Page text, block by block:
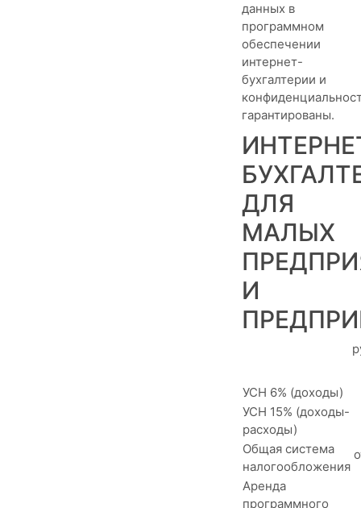
данных в
программном
обеспечении
интернет-
бухгалтерии и
гарантированы.
ДЛЯ
МАЛЫХ
И
УСН 6% (доходы)
УСН 15% (доходы-
расходы)
Общая система
налогообложения
Аренда
программного